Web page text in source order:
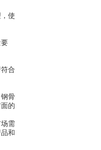
使
合
骨
的
需
和